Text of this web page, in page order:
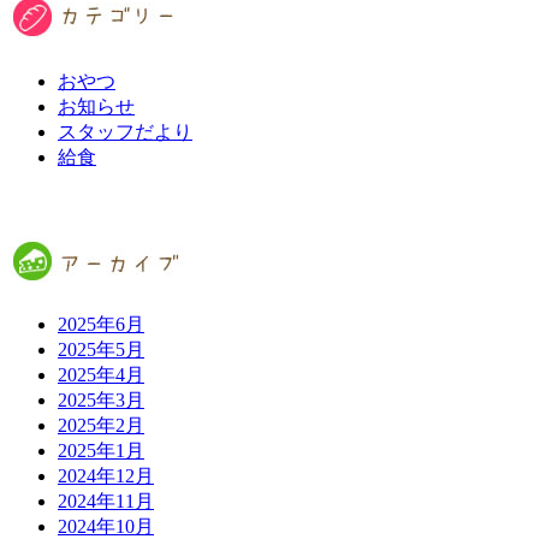
おやつ
お知らせ
スタッフだより
給食
2025年6月
2025年5月
2025年4月
2025年3月
2025年2月
2025年1月
2024年12月
2024年11月
2024年10月